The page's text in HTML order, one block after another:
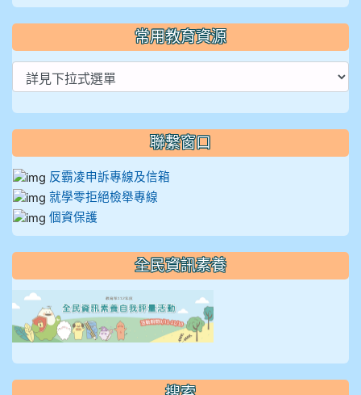
常用教育資源
聯繫窗口
反霸凌申訴專線及信箱
就學零拒絕檢舉專線
個資保護
全民資訊素養